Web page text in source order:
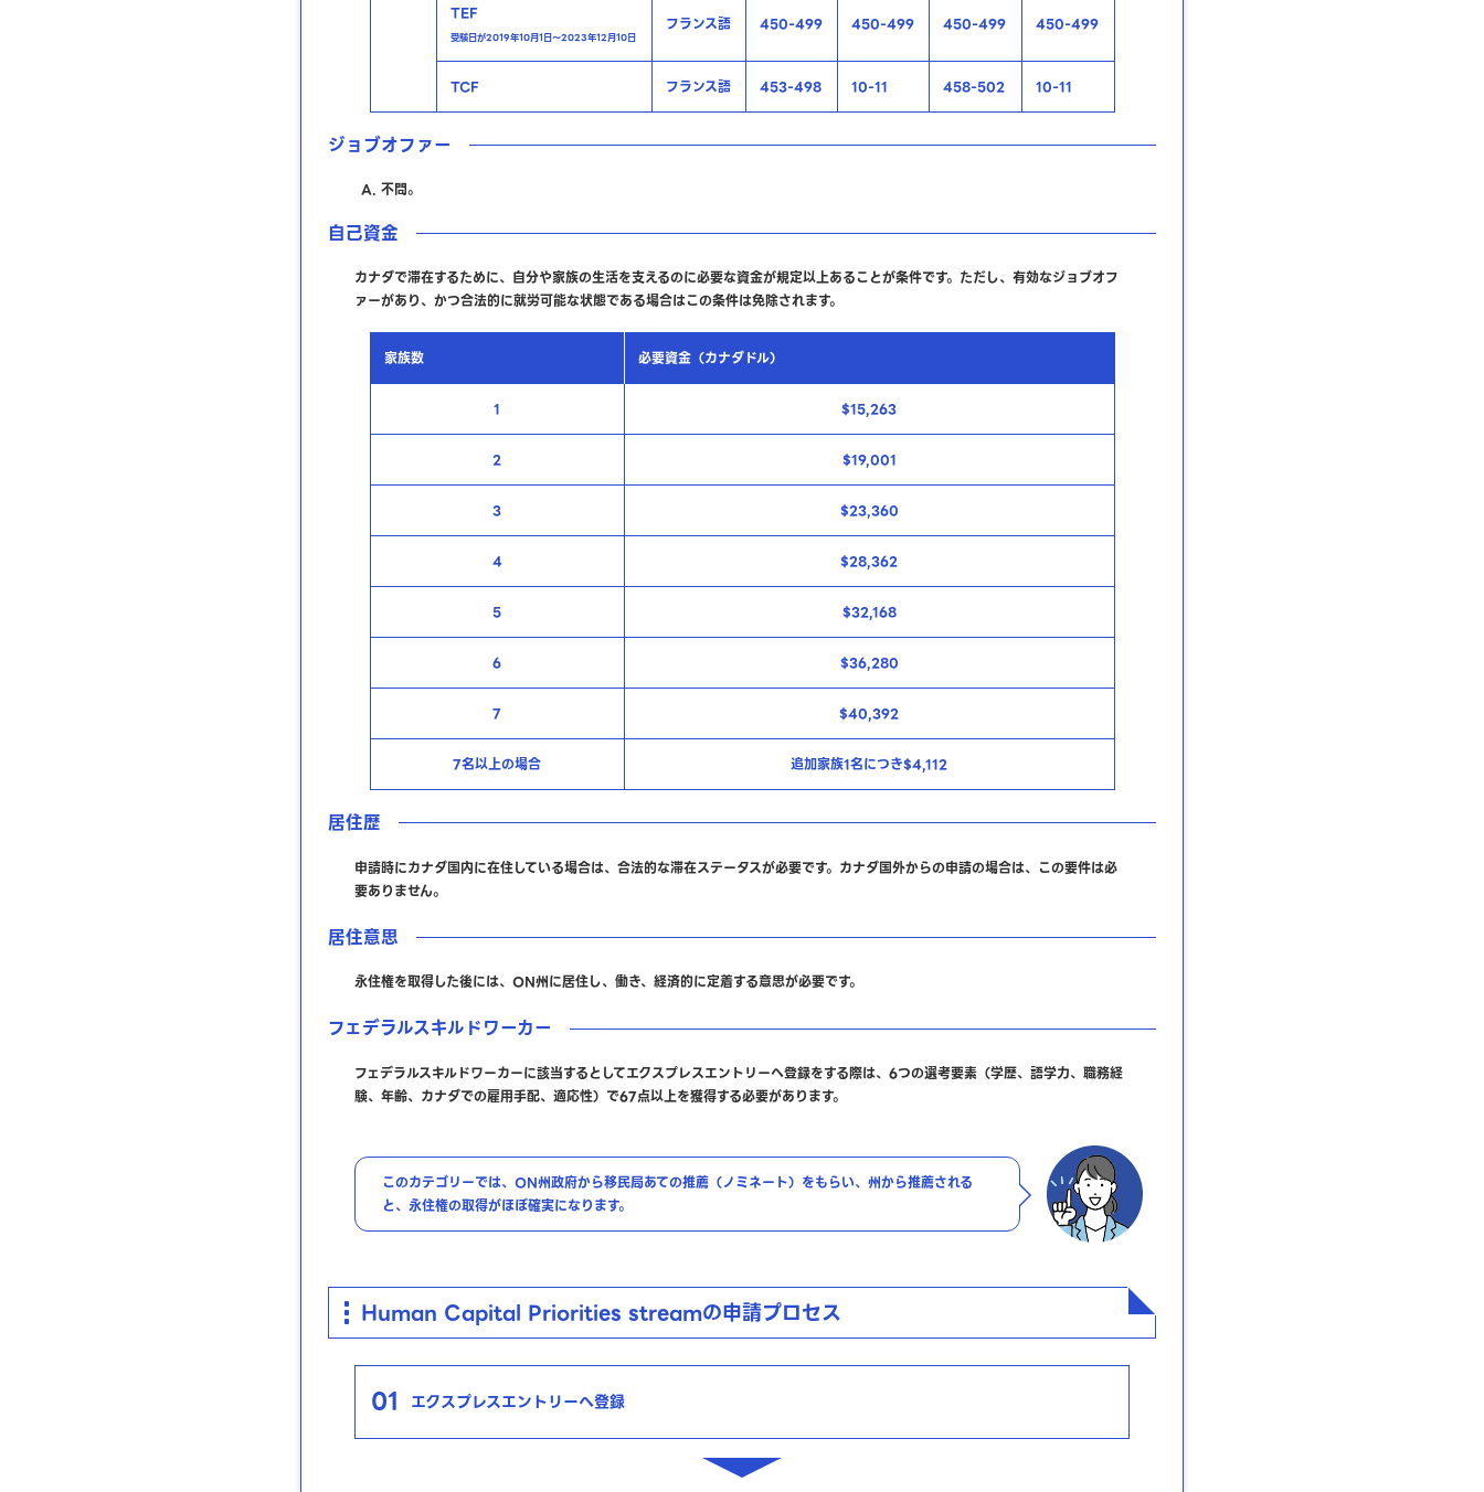
TEF
受験日が2019年10月1日～2023年12月10日
フランス語 450-499 450-499 450-499 450-499
TCF フランス語 453-498 10-11 458-502 10-11
ジョブオファー
不問。
自己資金
カナダで滞在するために、自分や家族の生活を支えるのに必要な資金が規定以上あることが条件です。ただし、有効なジョブオフ
ァーがあり、かつ合法的に就労可能な状態である場合はこの条件は免除されます。
家族数 必要資金（カナダドル）
1 $15,263
2 $19,001
3 $23,360
4 $28,362
5 $32,168
6 $36,280
7 $40,392
7名以上の場合 追加家族1名につき$4,112
居住歴
申請時にカナダ国内に在住している場合は、合法的な滞在ステータスが必要です。カナダ国外からの申請の場合は、この要件は必
要ありません。
居住意思
永住権を取得した後には、ON州に居住し、働き、経済的に定着する意思が必要です。
フェデラルスキルドワーカー
フェデラルスキルドワーカーに該当するとしてエクスプレスエントリーへ登録をする際は、6つの選考要素（学歴、語学力、職務経
験、年齢、カナダでの雇用手配、適応性）で67点以上を獲得する必要があります。
このカテゴリーでは、ON州政府から移民局あての推薦（ノミネート）をもらい、州から推薦される
と、永住権の取得がほぼ確実になります。
Human Capital Priorities streamの申請プロセス
01 エクスプレスエントリーへ登録